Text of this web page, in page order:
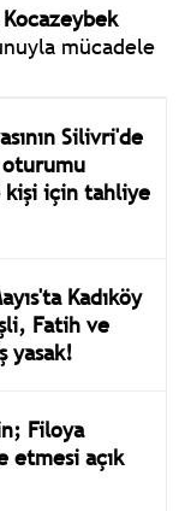
mücadele
Silivri'de
oturumu
kişi için tahliye
Kadıköy
Fatih ve
yasak!
Filoya
etmesi açık